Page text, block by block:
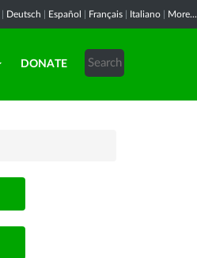
Deutsch Español Français Italiano More...
DONATE